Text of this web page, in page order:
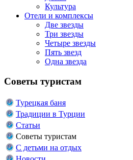
Культура
Отели и комплексы
Две звезды
Три звезды
Четыре звезды
Пять звезд
Одна звезда
Советы туристам
Турецкая баня
Традиции в Турции
Статьи
Советы туристам
С детьми на отдых